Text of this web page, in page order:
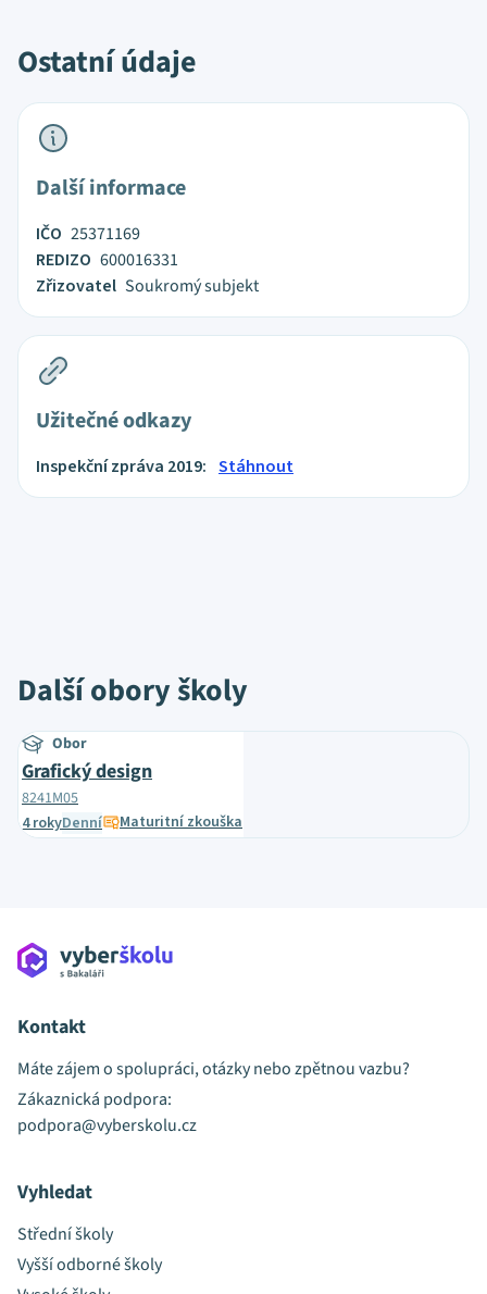
Ostatní údaje
Další informace
IČO 25371169
REDIZO 600016331
Zřizovatel Soukromý subjekt
Užitečné odkazy
Inspekční zpráva 2019: Stáhnout
Další obory školy
Obor
Grafický design
8241M05
4 rokyDenní Maturitní zkouška
Kontakt
Máte zájem o spolupráci, otázky nebo zpětnou vazbu?
Zákaznická podpora:
podpora@vyberskolu.cz
Vyhledat
Střední školy
Vyšší odborné školy